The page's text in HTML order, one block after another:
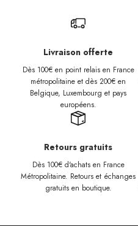
Livraison offerte
Dès 100€ en point relais en France
métropolitaine et dès 200€ en
Belgique, Luxembourg et pays
européens.
Retours gratuits
Dès 100€ d'achats en France
Métropolitaine. Retours et échanges
gratuits en boutique.